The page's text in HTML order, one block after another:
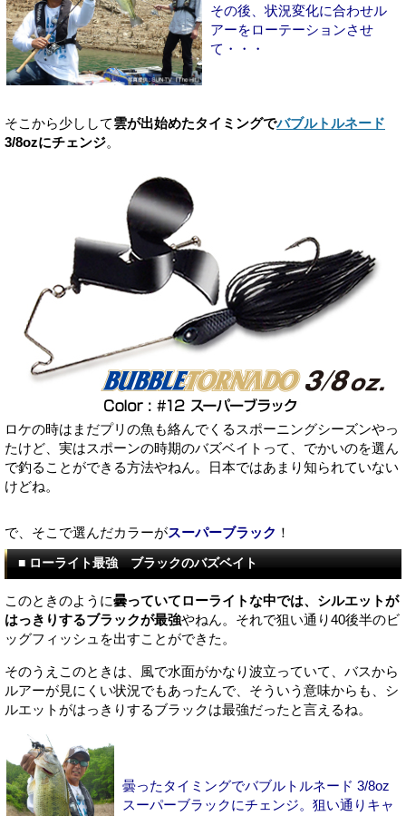
その後、状況変化に合わせル
アーをローテーションさせ
て・・・
そこから少しして雲が出始めたタイミングでバブルトルネード
3/8ozにチェンジ。
ロケの時はまだプリの魚も絡んでくるスポーニングシーズンやっ
たけど、実はスポーンの時期のバズベイトって、でかいのを選ん
で釣ることができる方法やねん。日本ではあまり知られていない
けどね。
で、そこで選んだカラーがスーパーブラック ！
■ ローライト最強 ブラックのバズベイト
このときのように曇っていてローライトな中では、シルエットが
はっきりするブラックが最強やねん。それで狙い通り40後半のビ
ッグフィッシュを出すことができた。
そのうえこのときは、風で水面がかなり波立っていて、バスから
ルアーが見にくい状況でもあったんで、そういう意味からも、シ
ルエットがはっきりするブラックは最強だったと言えるね。
曇ったタイミングでバブルトルネード 3/8oz
スーパーブラックにチェンジ。狙い通りキャ